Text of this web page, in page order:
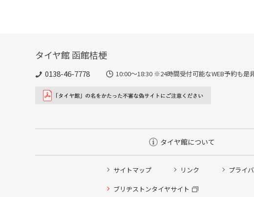
タイヤ館 函館桔梗
0138-46-7778 10:00～18:30 ※24時間受付可能なWEB予約も是
タイヤ館について
サイトマップ リンク プライ
ブリヂストンタイヤサイト
タイヤ点検・安全点検/タイヤ履き替え/オイル交換/その他ピット作業
クローク契約会員専用タイヤ履き替え※タイヤ履き替えを希望のクロ